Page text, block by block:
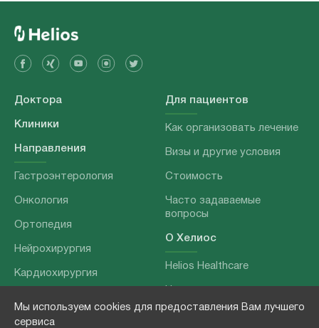
Мы используем cookies для предоставления Вам лучшего
сервиса
Доктора
Клиники
Направления
Гастроэнтерология
Онкология
Ортопедия
Нейрохирургия
Кардиохирургия
Хирургия позвоночника
Для пациентов
Как организовать лечение
Визы и другие условия
Стоимость
Часто задаваемые
вопросы
О Хелиос
Helios Healthcare
О нашей команде